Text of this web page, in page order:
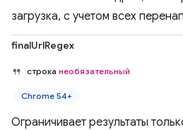
загрузка, с учетом всех
finalUrlRegex
строка необязательный
Chrome 54+
Ограничивает результаты